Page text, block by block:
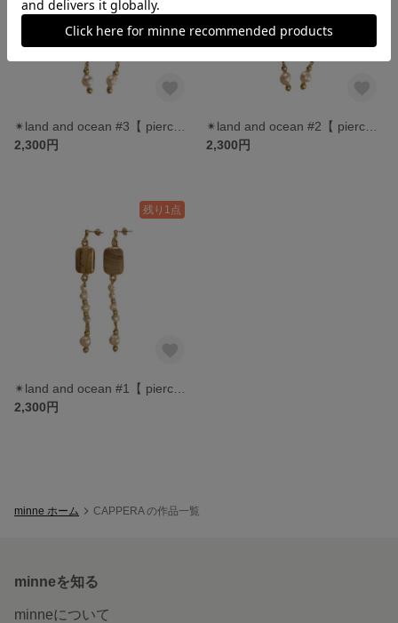
2,300円
2,300円
残り1点
2,300円
minne ホーム CAPPERA の作品一覧
minneを知る
minneについて